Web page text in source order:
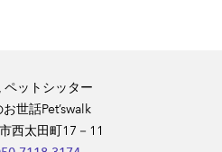
ペットシッター
世話Pet’swalk
西太田町17－11